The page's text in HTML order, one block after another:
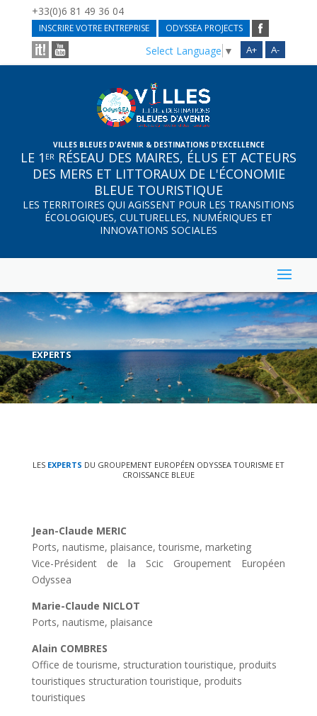
+33(0)6 81 49 36 04
INSCRIRE VOTRE ENTREPRISE ODYSSEA PROJECTS
A+ A-
Select Language ▼
VILLES BLEUES D'AVENIR & DESTINATIONS D'EXCELLENCE
LE 1 ER RÉSEAU DES MAIRES, ÉLUS ET ACTEURS
DES MERS ET LITTORAUX DE L'ÉCONOMIE
BLEUE TOURISTIQUE
LES TERRITOIRES QUI AGISSENT POUR LES TRANSITIONS
ÉCOLOGIQUES, CULTURELLES, NUMÉRIQUES ET
INNOVATIONS SOCIALES
EXPERTS
LES EXPERTS DU GROUPEMENT EUROPÉEN ODYSSEA TOURISME ET
CROISSANCE BLEUE
Jean-Claude MERIC
Ports, nautisme, plaisance, tourisme, marketing
Vice-Président de la Scic Groupement Européen
Odyssea
Marie-Claude NICLOT
Ports, nautisme, plaisance
Alain COMBRES
Office de tourisme, structuration touristique, produits
touristiques structuration touristique, produits
touristiques